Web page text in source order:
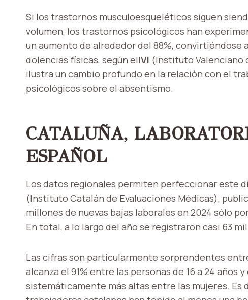
Si los trastornos musculoesqueléticos siguen
volumen, los trastornos psicológicos han
un aumento de alrededor del 88%, convirtiéndose
dolencias físicas, según elIVI (Instituto Valenciano
ilustra un cambio profundo en la relación con el
psicológicos sobre el absentismo.
CATALUÑA,
ESPAÑOL
Los datos regionales permiten perfeccionar este
(Instituto Catalán de Evaluaciones Médicas),
millones de nuevas bajas laborales en 2024 sólo
En total, a lo largo del año se registraron casi 63
Las cifras son particularmente sorprendentes
alcanza el 91% entre las personas de 16 a 24 años
sistemáticamente más altas entre las mujeres. Es